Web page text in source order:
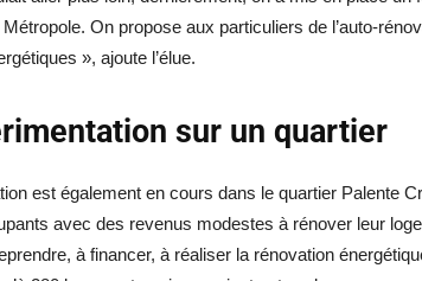
On propose aux particuliers de l’auto-
», ajoute l’élue.
sur un quartier
est également en cours dans le quartier Palente
avec des revenus modestes à rénover leur
à financer, à réaliser la rénovation